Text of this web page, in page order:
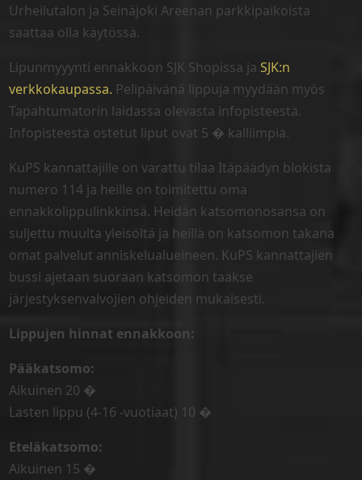
Urheilutalon ja Seinäjoki Areenan parkkipaikoista
saattaa olla käytössä.
Lipunmyyynti ennakkoon SJK Shopissa jaSJK:n
verkkokaupassa. Pelipäivänä lippuja myydään myös
Tapahtumatorin laidassa olevasta infopisteestä.
Infopisteestä ostetut liput ovat 5 � kalliimpia.
KuPS kannattajille on varattu tilaa Itäpäädyn blokista
numero 114 ja heille on toimitettu oma
ennakkolippulinkkinsä. Heidän katsomonosansa on
suljettu muulta yleisöltä ja heillä on katsomon takana
omat palvelut anniskelualueineen. KuPS kannattajien
bussi ajetaan suoraan katsomon taakse
järjestyksenvalvojien ohjeiden mukaisesti.
Lippujen hinnat ennakkoon:
Pääkatsomo:
Aikuinen 20 �
Lasten lippu (4-16 -vuotiaat) 10 �
Eteläkatsomo:
Aikuinen 15 �